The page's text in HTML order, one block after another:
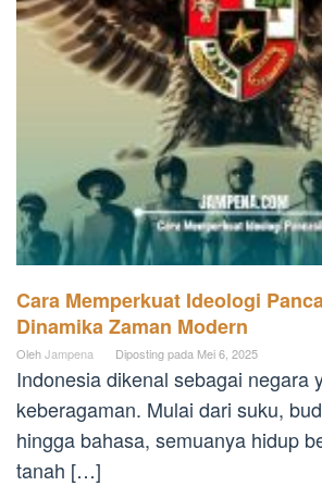
Cara Memperkuat Ideologi
Dinamika Zaman Modern
OlehJampena Diposting pada Mei 6, 2025
Indonesia dikenal sebagai negara
keberagaman. Mulai dari suku,
hingga bahasa, semuanya hidup
tanah […]